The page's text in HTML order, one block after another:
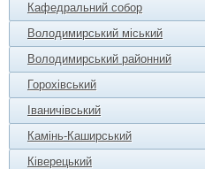
Кафедральний собор
Володимирський міський
Володимирський районний
Горохівський
Іваничівський
Камінь-Каширський
Ківерецький